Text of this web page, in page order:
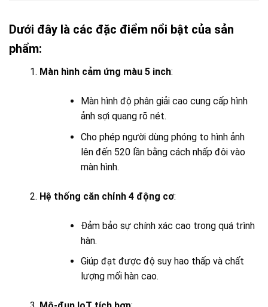
Dưới đây là các đặc điểm nổi bật của sản
phẩm:
Màn hình cảm ứng màu 5 inch:
Màn hình độ phân giải cao cung cấp hình
ảnh sợi quang rõ nét.
Cho phép người dùng phóng to hình ảnh
lên đến 520 lần bằng cách nhấp đôi vào
màn hình.
Hệ thống căn chỉnh 4 động cơ:
Đảm bảo sự chính xác cao trong quá trình
hàn.
Giúp đạt được độ suy hao thấp và chất
lượng mối hàn cao.